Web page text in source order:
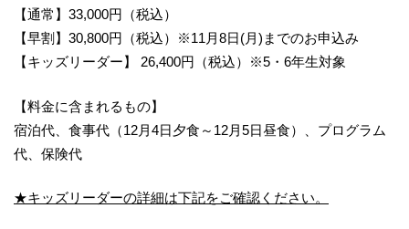
【通常】33,000円（税込）
【早割】30,800円（税込）※11月8日(月)までのお申込み
【キッズリーダー】 26,400円（税込）※5・6年生対象
【料金に含まれるもの】
宿泊代、食事代（12月4日夕食～12月5日昼食）、プログラム
代、保険代
★キッズリーダーの詳細は下記をご確認ください。